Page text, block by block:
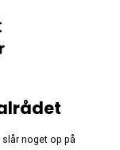
noget op på